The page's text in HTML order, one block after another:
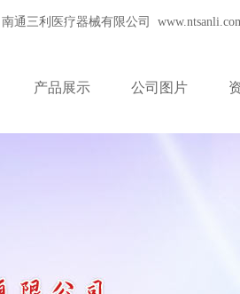
南通三利医疗器械有限公司
产品展示 公司图片